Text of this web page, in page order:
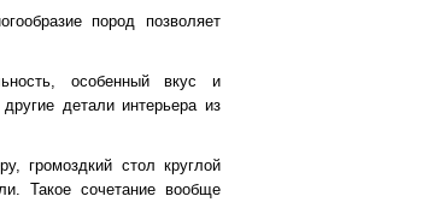
пород позволяет
особенный вкус и
детали интерьера из
громоздкий стол круглой
Такое сочетание вообще